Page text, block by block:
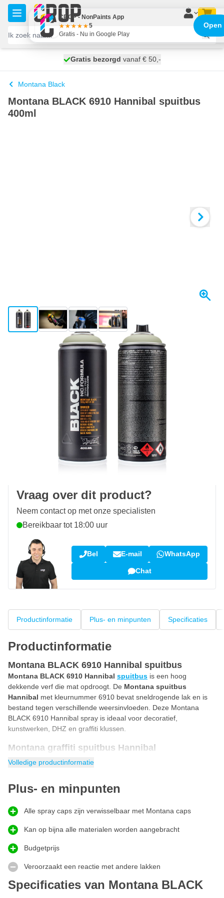
Ga naar de inhoud
maandag bezorgd
Gratis bezorgd vanaf € 50,-
100 dagen
Montana Black
Montana BLACK 6910 Hannibal spuitbus
400ml
View larger imageView larger imageView larger imageView larger image
Op voorraad
In mijn winkelwagen
Voor 23:59 uur besteld,
maandag bezorgd
Gratis bezorgdvanaf € 50,-
retourneren en ruilen
Vraag over dit product?
Neem contact op met onze specialisten
Bereikbaar tot 18:00 uur
Bel E-mail WhatsApp
Chat
Productinformatie Plus- en minpunten Specificaties
Productinformatie
Montana BLACK 6910 Hannibal spuitbus
Montana BLACK 6910 Hannibal spuitbus is een hoog
dekkende verf die mat opdroogt. De Montana spuitbus
Hannibal met kleurnummer 6910 bevat sneldrogende lak en is
bestand tegen verschillende weersinvloeden. Deze Montana
BLACK 6910 Hannibal spray is ideaal voor decoratief,
kunstwerken, DHZ en graffiti klussen.
Montana graffiti spuitbus Hannibal
Montana graffiti spuitbus Hannibal
hoge druk spuiten. Deze Montana BLACK Hannibal 6910
Dankzij de speciale anti-drip formule voorkom je zakkers!
Hoe Montana BLACK spuitbus gebruiken?
door iedereen. Met onderstaand stappenplan gebruik jij de
Haal de veiligheidring onder de spraycap vandaan.
Volledige productinformatie
Plus- en minpunten
Alle spray caps zijn verwisselbaar met Montana caps
Kan op bijna alle materialen worden aangebracht
Budgetprijs
Veroorzaakt een reactie met andere lakken
Specificaties van Montana BLACK
CROP - NonPaints App
5
Gratis - Nu in Google Play
Open